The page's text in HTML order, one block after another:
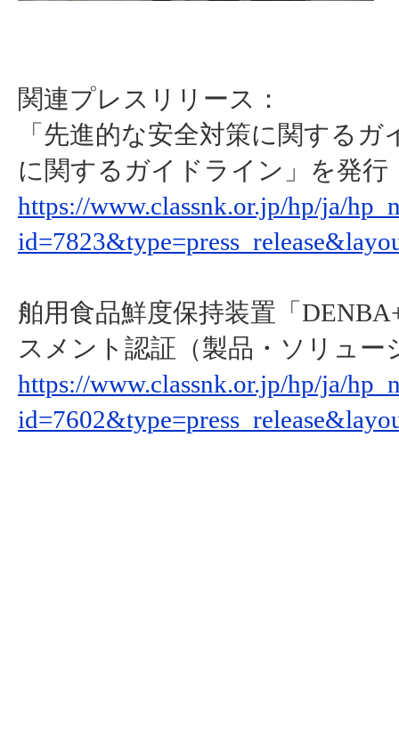
関連プレスリリース：
「先進的な安全対策に関する
に関するガイドライン」を発行
https://www.classnk.or.jp/hp/ja/
舶用食品鮮度保持装置「
スメント認証（製品・ソリュー
https://www.classnk.or.jp/hp/ja/